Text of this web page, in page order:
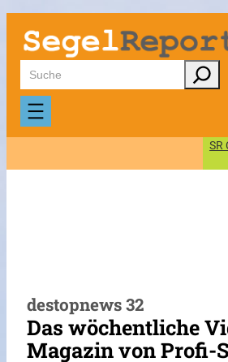
Zum
Inhalt
springen
Suchen
SR
destopnews 32
Das wöchentliche
Magazin von Profi-